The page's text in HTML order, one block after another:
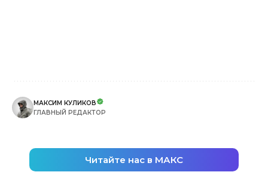
МАКСИМ КУЛИКОВ
ГЛАВНЫЙ РЕДАКТОР
Читайте нас в МАКС